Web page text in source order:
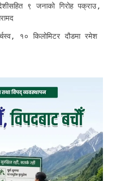
९ जनाको गिरोह पक्राउ,
१० किलोमिटर दौडमा रमेश